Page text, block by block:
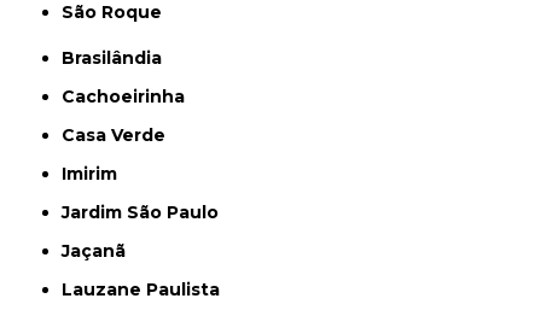
São Roque
Brasilândia
Cachoeirinha
Casa Verde
Imirim
Jardim São Paulo
Jaçanã
Lauzane Paulista